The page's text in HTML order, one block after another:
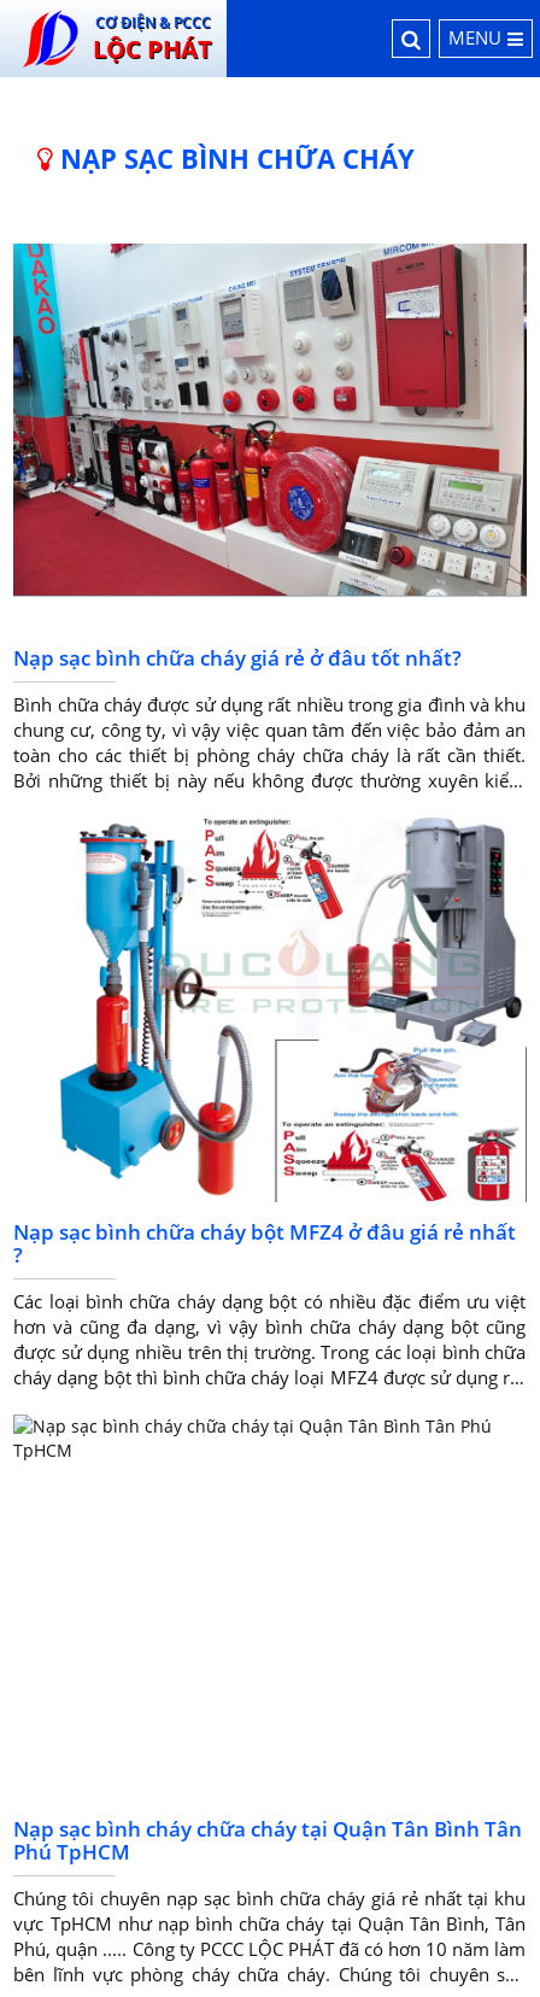
CƠ ĐIỆN & PCCC
LỘC PHÁT MENU
NẠP SẠC BÌNH CHỮA CHÁY
Nạp sạc bình chữa cháy giá rẻ ở đâu tốt nhất?
Bình chữa cháy được sử dụng rất nhiều trong gia đình và khu
chung cư, công ty, vì vậy việc quan tâm đến việc bảo đảm an
toàn cho các thiết bị phòng cháy chữa cháy là rất cần thiết.
Bởi những thiết bị này nếu không được thường xuyên kiểm
các thành viên trong gia đình.
Nạp sạc bình chữa cháy bột MFZ4 ở đâu giá rẻ nhất
?
Các loại bình chữa cháy dạng bột có nhiều đặc điểm ưu việt
hơn và cũng đa dạng, vì vậy bình chữa cháy dạng bột cũng
được sử dụng nhiều trên thị trường. Trong các loại bình chữa
cháy dạng bột thì bình chữa cháy loại MFZ4 được sử dụng rất
dụng.
Nạp sạc bình cháy chữa cháy tại Quận Tân Bình Tân
Phú TpHCM
Chúng tôi chuyên nạp sạc bình chữa cháy giá rẻ nhất tại khu
vực TpHCM như nạp bình chữa cháy tại Quận Tân Bình, Tân
Phú, quận ..... Công ty PCCC LỘC PHÁT đã có hơn 10 năm làm
bên lĩnh vực phòng cháy chữa cháy. Chúng tôi chuyên sản